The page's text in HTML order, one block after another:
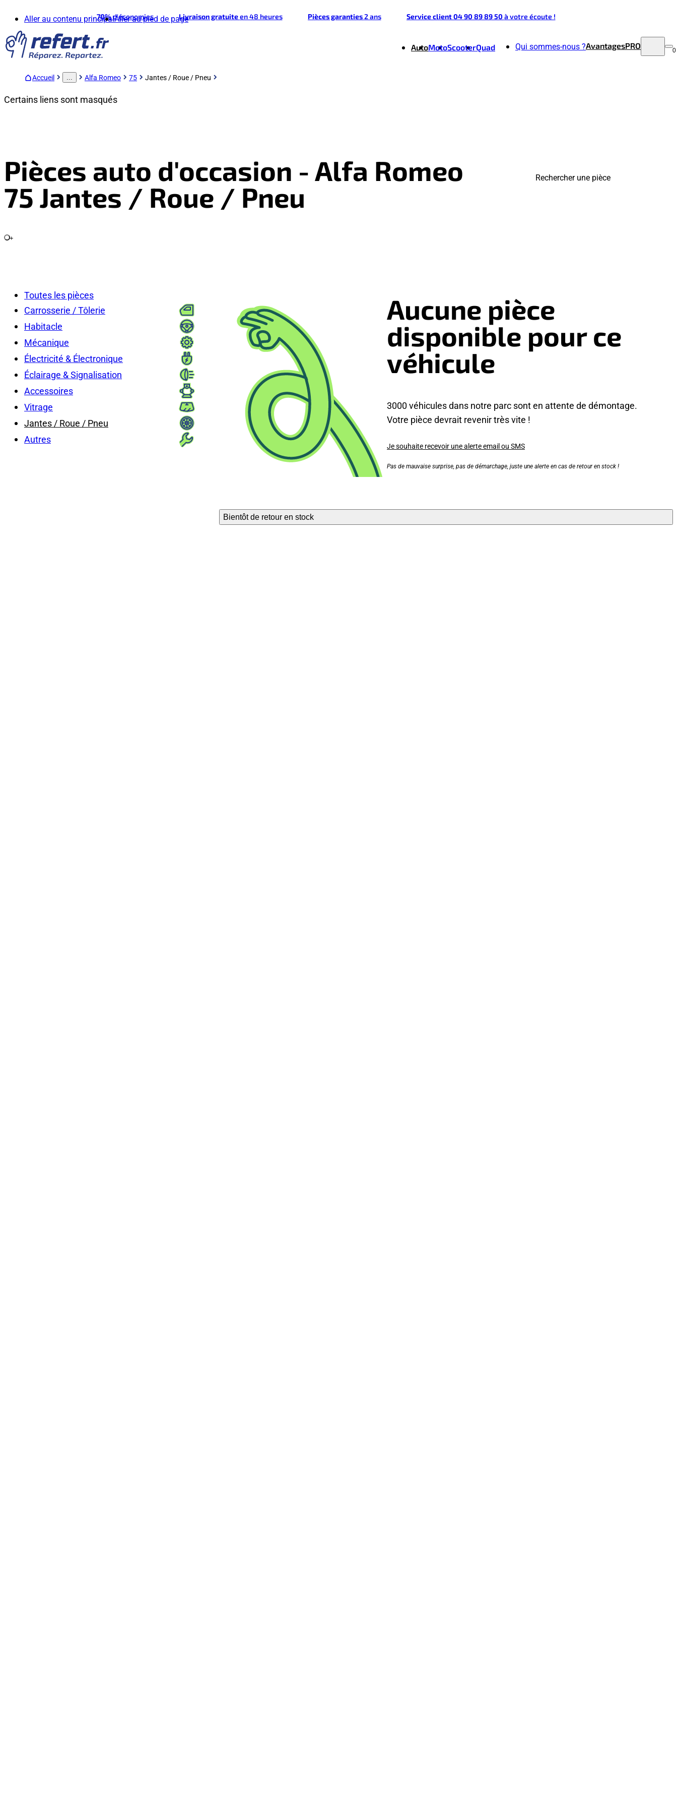
Aller au contenu principalAller au pied de page
70%d'économies Livraison gratuiteen 48 heures Pièces garanties2 ans Service client 04 90 89 89 50à votre écoute !
AutoMotoScooterQuad Qui sommes-nous ?AvantagesPRO 0
Accueil ... Alfa Romeo 75 Jantes / Roue / Pneu
Certains liens sont masqués
Pièces auto d'occasion - Alfa Romeo
75 Jantes / Roue / Pneu
+
Rechercher une pièce
Toutes les pièces
Carrosserie / Tôlerie
Habitacle
Mécanique
Électricité & Électronique
Éclairage & Signalisation
Accessoires
Vitrage
Jantes / Roue / Pneu
Autres
Aucune pièce
disponible pour ce
véhicule
3000 véhicules dans notre parc sont en attente de démontage.
Votre pièce devrait revenir très vite !
Je souhaite recevoir une alerte email ou SMS
Pas de mauvaise surprise, pas de démarchage, juste une alerte en cas de retour en stock !
Bientôt de retour en stock